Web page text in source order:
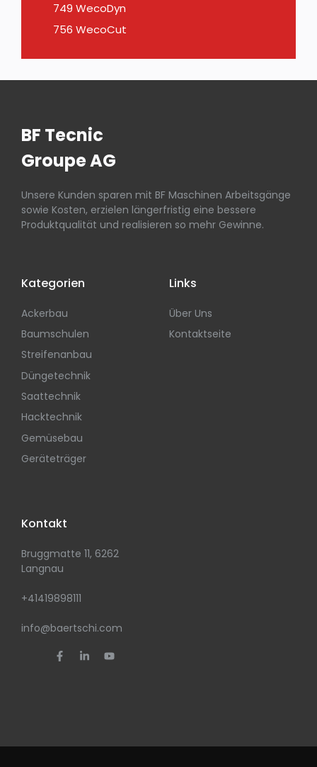
749 WecoDyn
756 WecoCut
BF Tecnic
Groupe AG
Unsere Kunden sparen mit BF Maschinen Arbeitsgänge
sowie Kosten, erzielen längerfristig eine bessere
Produktqualität und realisieren so mehr Gewinne.
Kategorien
Ackerbau
Baumschulen
Streifenanbau
Düngetechnik
Saattechnik
Hacktechnik
Gemüsebau
Geräteträger
Links
Über Uns
Kontaktseite
Kontakt
Bruggmatte 11, 6262
Langnau
+41419898111
info@baertschi.com